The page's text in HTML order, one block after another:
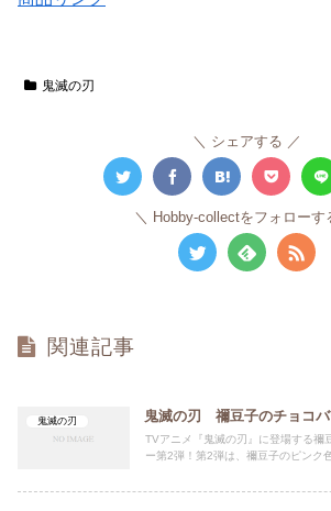
鬼滅の刃
シェアする
Hobby-collectをフォローす
関連記事
鬼滅の刃 鬼滅の刃 禰豆子のチョコ
TVアニメ『鬼滅の刃』に登場する禰
ー第2弾！第2弾は、禰豆子のピンク色